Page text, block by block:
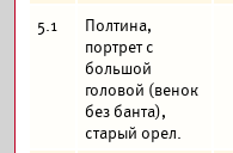
5.1
Полтина,
портрет с
большой
головой (венок
без банта),
старый орел.